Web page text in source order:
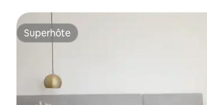
Superhôte
Superhôte